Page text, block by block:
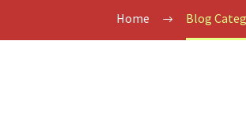
Home Blog